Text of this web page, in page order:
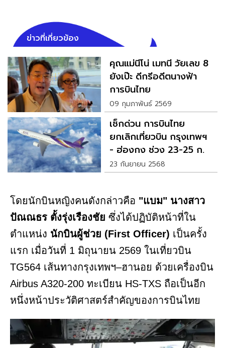
ข่าวที่เกี่ยวข้อง
คุณแม่นีโน่ เมทนี วัยเลข 8
ยังเป๊ะ ดีกรีอดีตนางฟ้า
การบินไทย
09 กุมภาพันธ์ 2569
เช็กด่วน การบินไทย
ยกเลิกเที่ยวบิน กรุงเทพฯ
- ฮ่องกง ช่วง 23-25 ก.ย.
นี้
23 กันยายน 2568
โดยนักบินหญิงคนดังกล่าวคือ "แบม" นางสาว
ปัณณธร ตั้งรุ่งเรืองชัย ซึ่งได้ปฏิบัติหน้าที่ใน
ตำแหน่ง นักบินผู้ช่วย (First Officer) เป็นครั้ง
แรก เมื่อวันที่ 1 มิถุนายน 2569 ในเที่ยวบิน
TG564 เส้นทางกรุงเทพฯ–ฮานอย ด้วยเครื่องบิน
Airbus A320-200 ทะเบียน HS-TXS ถือเป็นอีก
หนึ่งหน้าประวัติศาสตร์สำคัญของการบินไทย